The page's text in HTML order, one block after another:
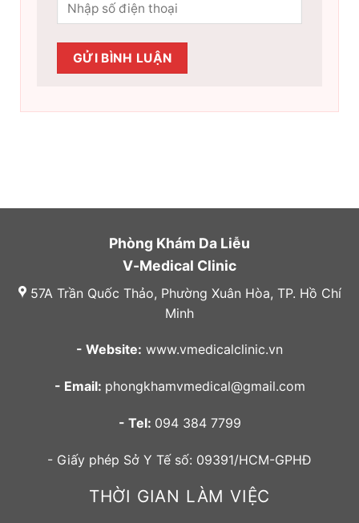
Phòng Khám Da Liễu
V-Medical Clinic
57A Trần Quốc Thảo, Phường Xuân Hòa, TP. Hồ Chí
Minh
- Website: www.vmedicalclinic.vn
- Email: phongkhamvmedical@gmail.com
- Tel: 094 384 7799
- Giấy phép Sở Y Tế số: 09391/HCM-GPHĐ
THỜI GIAN LÀM VIỆC